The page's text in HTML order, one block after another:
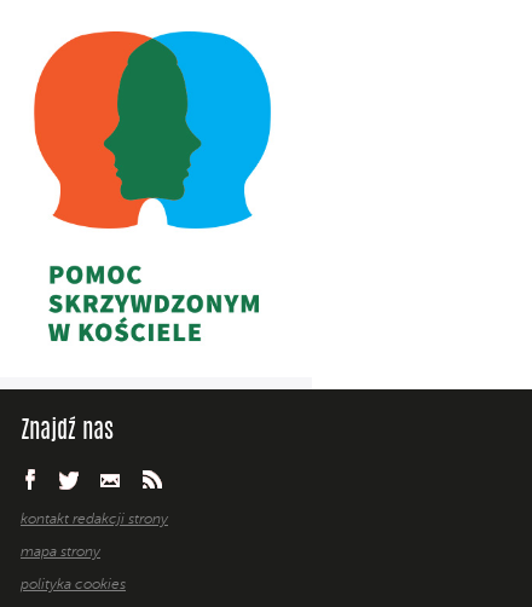
Znajdź nas
kontakt redakcji strony
mapa strony
polityka cookies